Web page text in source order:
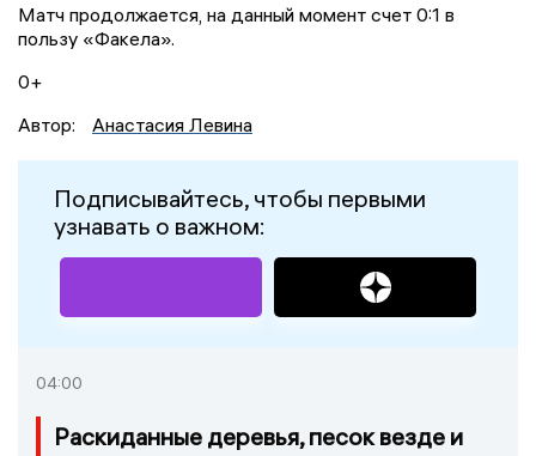
Матч продолжается, на данный момент счет 0:1 в
пользу «Факела».
0+
Автор:
Анастасия Левина
Подписывайтесь, чтобы первыми
узнавать о важном:
04:00
Раскиданные деревья, песок везде и